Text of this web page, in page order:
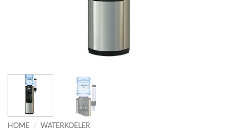
HOME / WATERKOELER